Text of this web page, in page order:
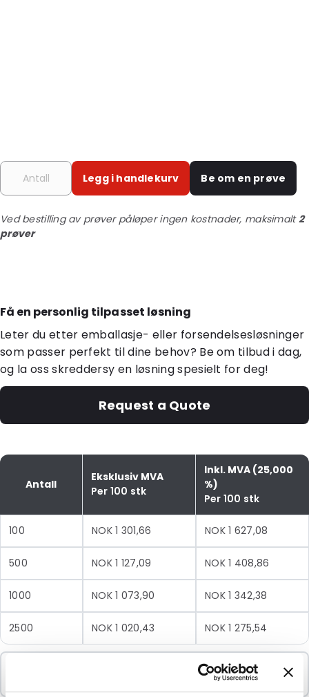
Legg i handlekurv Be om en prøve
Ved bestilling av prøver påløper ingen kostnader, maksimalt2
prøver
Få en personlig tilpasset løsning
Leter du etter emballasje- eller forsendelsesløsninger
som passer perfekt til dine behov? Be om tilbud i dag,
og la oss skreddersy en løsning spesielt for deg!
Request a Quote
Antall
Eksklusiv MVA
Per 100 stk
Inkl. MVA (25,000
%)
Per 100 stk
100 NOK 1 301,66 NOK 1 627,08
500 NOK 1 127,09 NOK 1 408,86
1000 NOK 1 073,90 NOK 1 342,38
2500 NOK 1 020,43 NOK 1 275,54